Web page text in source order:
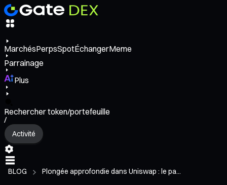
MarchésPerpsSpotÉchangerMeme
Parrainage
Plus
Rechercher token/portefeuille
/
Activité
BLOG Plongée approfondie dans Uniswap : le pa...